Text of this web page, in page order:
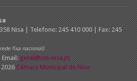
Nisa | Telefone: 245 410 000 | Fax: 245
fixa nacional)
geral@cm-nisa.pt
Câmara Municipal de Nisa